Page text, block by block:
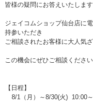
皆様の疑問にお答えいたします
ジェイコムショップ仙台店に
持参いただき
ご相談されたお客様に大人気
この機会にぜひご相談ください
【日程】
8/1
（月）～8/30(火) 10:00